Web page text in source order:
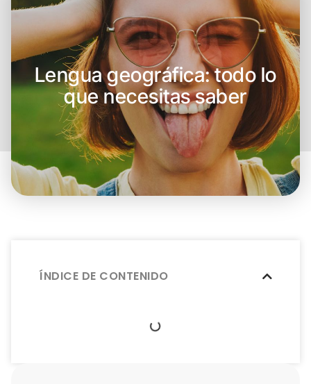
Lengua geográfica: todo lo
que necesitas saber
ÍNDICE DE CONTENIDO